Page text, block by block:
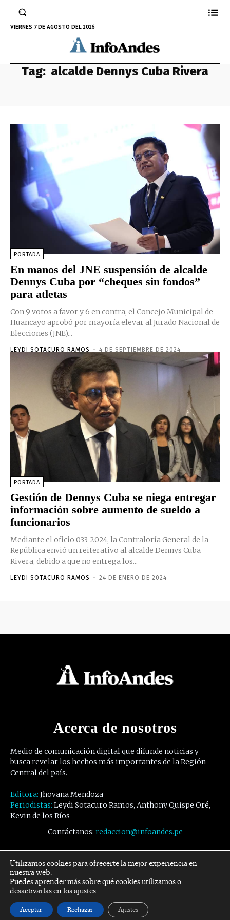
VIERNES 7 DE AGOSTO DEL 2026
Tag: alcalde Dennys Cuba Rivera
PORTADA
En manos del JNE suspensión de alcalde
Dennys Cuba por “cheques sin fondos”
para atletas
Con 9 votos a favor y 6 en contra, el Concejo Municipal de
Huancayo aprobó por mayoría elevar al Jurado Nacional de
Elecciones (JNE)...
LEYDI SOTACURO RAMOS - 4 DE SEPTIEMBRE DE 2024
PORTADA
Gestión de Dennys Cuba se niega entregar
información sobre aumento de sueldo a
funcionarios
Mediante el oficio 033-2024, la Contraloría General de la
República envió un reiterativo al alcalde Dennys Cuba
Rivera, debido a que no entrega los...
LEYDI SOTACURO RAMOS - 24 DE ENERO DE 2024
Acerca de nosotros
Medio de comunicación digital que difunde noticias y
busca revelar los hechos más importantes de la Región
Central del país.
Editora: Jhovana Mendoza
Periodistas: Leydi Sotacuro Ramos, Anthony Quispe Oré,
Kevin de los Ríos
Contáctanos: redaccion@infoandes.pe
Síguenos
Facebook Twitter Youtube
Utilizamos cookies para ofrecerte la mejor experiencia en
nuestra web.
Puedes aprender más sobre qué cookies utilizamos o
desactivarlas en losajustes.
Aceptar Rechazar Ajustes